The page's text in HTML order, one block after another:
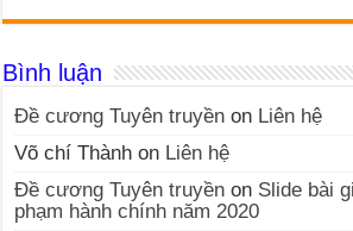
Bình luận
Đề cương Tuyên truyền on Liên hệ
Võ chí Thành on Liên hệ
Đề cương Tuyên truyền on Slide bài
phạm hành chính năm 2020